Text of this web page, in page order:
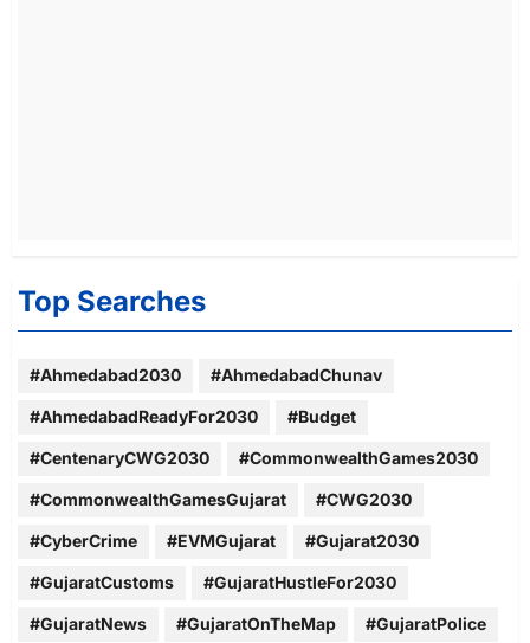
Top Searches
#Ahmedabad2030 #AhmedabadChunav
#AhmedabadReadyFor2030 #Budget
#CentenaryCWG2030 #CommonwealthGames2030
#CommonwealthGamesGujarat #CWG2030
#CyberCrime #EVMGujarat #Gujarat2030
#GujaratCustoms #GujaratHustleFor2030
#GujaratNews #GujaratOnTheMap #GujaratPolice